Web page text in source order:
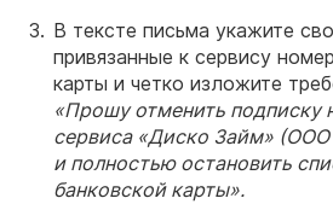
В тексте письма укажите
привязанные к сервису
карты и четко изложите
«Прошу отменить подписку
сервиса «Диско Займ» (ООО
и полностью остановить
банковской карты».